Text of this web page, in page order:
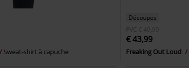
Sweat-shirt à capuche
Découpes
PVC € 49,99
€ 43,99
Freaking Out Loud